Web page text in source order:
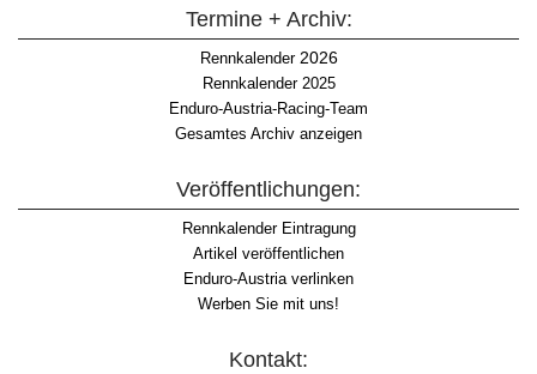
Termine + Archiv:
Rennkalender2026
Rennkalender 2025
Enduro-Austria-Racing-Team
Gesamtes Archiv anzeigen
Veröffentlichungen:
Rennkalender Eintragung
Artikel veröffentlichen
Enduro-Austria verlinken
Werben Sie mit uns!
Kontakt: